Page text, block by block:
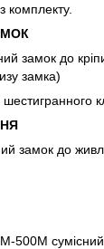
комплекту.
замок до
замка)
замок до
500M